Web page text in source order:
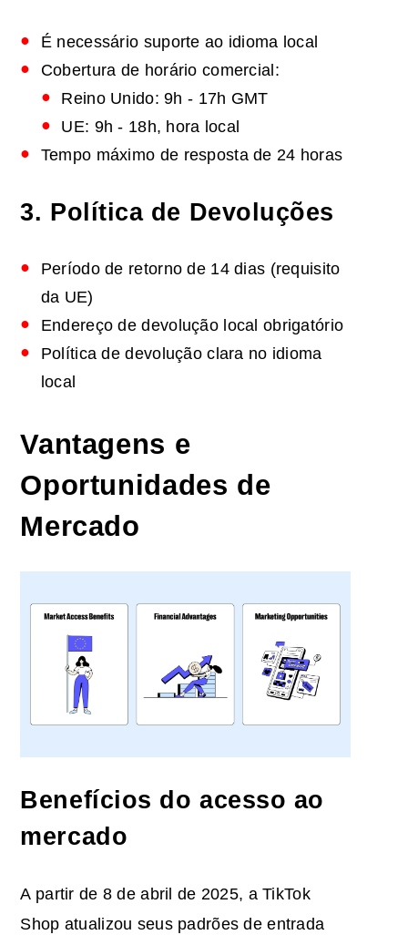
É necessário suporte ao idioma local
Cobertura de horário comercial:
Reino Unido: 9h - 17h GMT
UE: 9h - 18h, hora local
Tempo máximo de resposta de 24 horas
3. Política de Devoluções
Período de retorno de 14 dias (requisito
da UE)
Endereço de devolução local obrigatório
Política de devolução clara no idioma
local
Vantagens e
Oportunidades de
Mercado
Benefícios do acesso ao
mercado
A partir de 8 de abril de 2025, a TikTok
Shop atualizou seus padrões de entrada